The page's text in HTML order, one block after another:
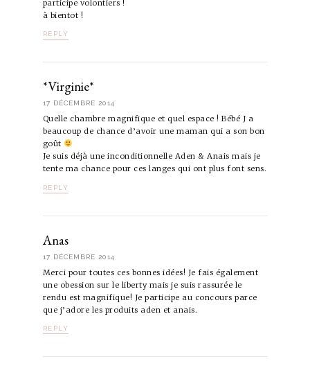
participe volontiers !
à bientot !
REPLY
*Virginie*
17 DÉCEMBRE 2014
Quelle chambre magnifique et quel espace ! Bébé J a
beaucoup de chance d’avoir une maman qui a son bon
goût
Je suis déjà une inconditionnelle Aden & Anais mais je
tente ma chance pour ces langes qui ont plus font sens.
REPLY
Anas
17 DÉCEMBRE 2014
Merci pour toutes ces bonnes idées! Je fais également
une obession sur le liberty mais je suis rassurée le
rendu est magnifique! Je participe au concours parce
que j’adore les produits aden et anais.
REPLY